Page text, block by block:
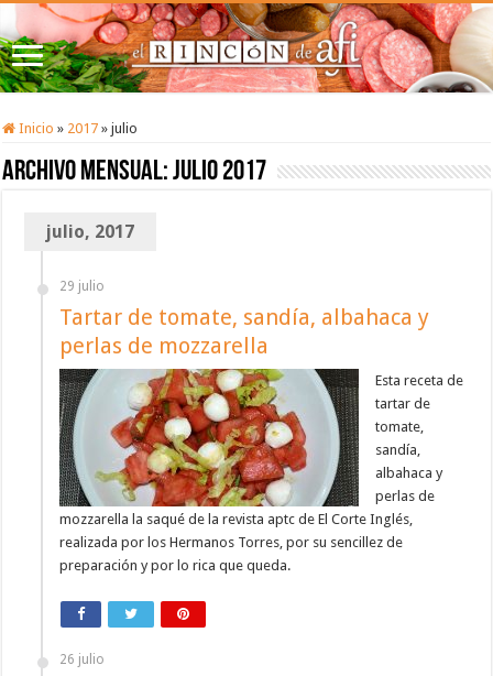
Inicio » 2017 » julio
Archivo mensual:julio 2017
julio, 2017
29 julio
Tartar de tomate, sandía, albahaca y
perlas de mozzarella
Esta receta de
tartar de
tomate,
sandía,
albahaca y
perlas de
mozzarella la saqué de la revista aptc de El Corte Inglés,
realizada por los Hermanos Torres, por su sencillez de
preparación y por lo rica que queda.
26 julio